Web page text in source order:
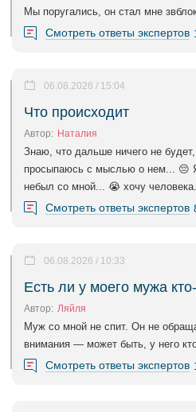
Мы поругались, он стал мне
Смотреть ответы экспертов
Что происходит
06.08.2026 / 15:04
Автор: Наталия
Знаю, что дальше ничего не
просыпаюсь с мыслью о нем... 😔
небыл со мной... 😭 хочу
Смотреть ответы экспертов
Есть ли у моего мужа
06.08.2026 / 10:33
Автор: Ляйля
Муж со мной не спит. Он не
внимания — может быть, у него
Смотреть ответы экспертов